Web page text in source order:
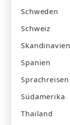
Schweden
Schweiz
Skandinavien
Spanien
Sprachreisen
Südamerika
Thailand